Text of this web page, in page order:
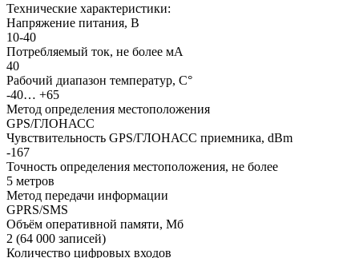
Технические характеристики:
Напряжение питания, В
10-40
Потребляемый ток, не более мА
40
Рабочий диапазон температур, С°
-40… +65
Метод определения местоположения
GPS/ГЛОНАСС
Чувствительность GPS/ГЛОНАСС приемника, dBm
-167
Точность определения местоположения, не более
5 метров
Метод передачи информации
GPRS/SMS
Объём оперативной памяти, Мб
2 (64 000 записей)
Количество цифровых входов